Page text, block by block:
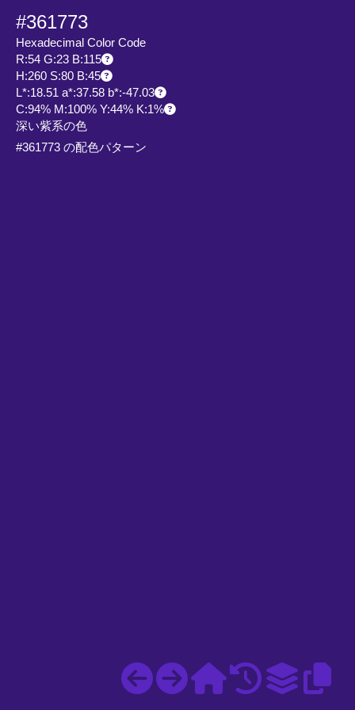
#361773
Hexadecimal Color Code
R:54 G:23 B:115
H:260 S:80 B:45
L*:18.51 a*:37.58 b*:-47.03
C:94% M:100% Y:44% K:1%
深い紫系の色
#361773 の配色パターン